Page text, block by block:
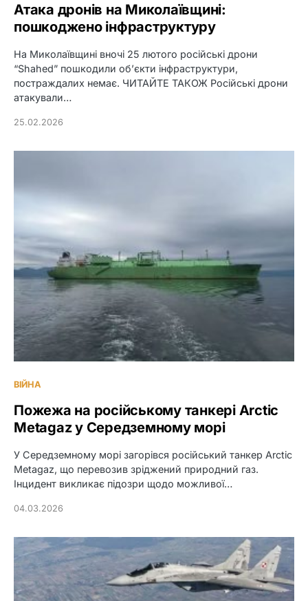
Атака дронів на Миколаївщині:
пошкоджено інфраструктуру
На Миколаївщині вночі 25 лютого російські дрони
“Shahed” пошкодили об’єкти інфраструктури,
постраждалих немає. ЧИТАЙТЕ ТАКОЖ Російські дрони
атакували…
25.02.2026
ВІЙНА
Пожежа на російському танкері Arctic
Metagaz у Середземному морі
У Середземному морі загорівся російський танкер Arctic
Metagaz, що перевозив зріджений природний газ.
Інцидент викликає підозри щодо можливої…
04.03.2026